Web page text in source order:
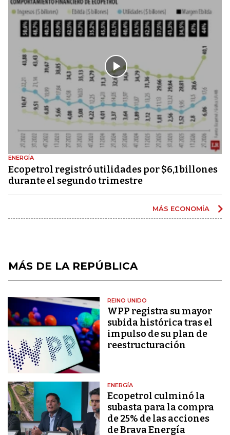
ENERGÍA
Ecopetrol registró utilidades por $6,1 billones
durante el segundo trimestre
MÁS ECONOMÍA
MÁS DE LA REPÚBLICA
REINO UNIDO
WPP registra su mayor
subida histórica tras el
impulso de su plan de
reestructuración
ENERGÍA
Ecopetrol culminó la
subasta para la compra
de 25% de las acciones
de Brava Energía